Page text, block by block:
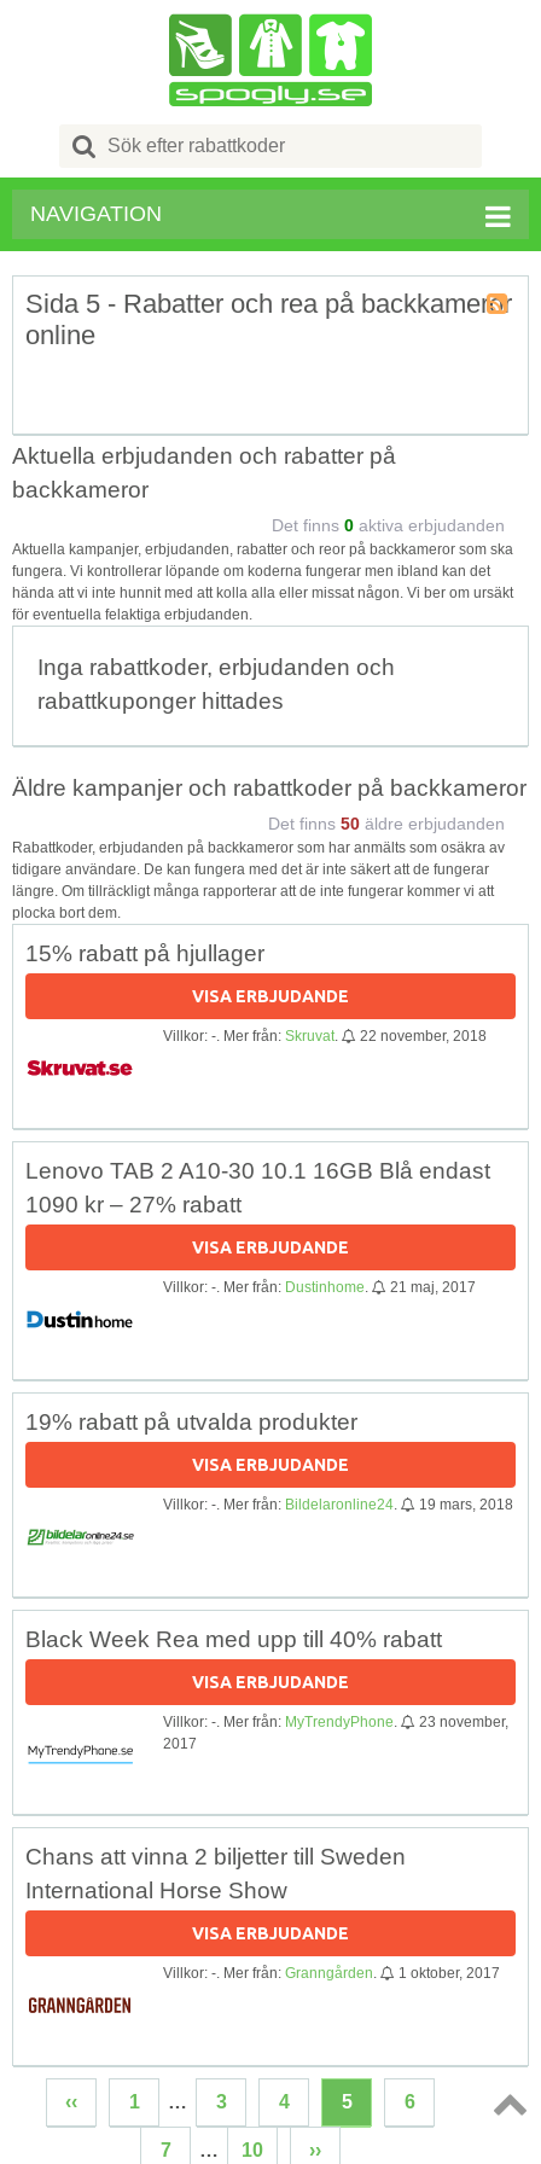
Search
for:
NAVIGATION
Sida 5 - Rabatter och rea på backkameror
online
Aktuella erbjudanden och rabatter på
backkameror
Det finns 0 aktiva erbjudanden
Aktuella kampanjer, erbjudanden, rabatter och reor på backkameror som ska
fungera. Vi kontrollerar löpande om koderna fungerar men ibland kan det
hända att vi inte hunnit med att kolla alla eller missat någon. Vi ber om ursäkt
för eventuella felaktiga erbjudanden.
Inga rabattkoder, erbjudanden och
rabattkuponger hittades
Äldre kampanjer och rabattkoder på backkameror
Det finns 50 äldre erbjudanden
Rabattkoder, erbjudanden på backkameror som har anmälts som osäkra av
tidigare användare. De kan fungera med det är inte säkert att de fungerar
längre. Om tillräckligt många rapporterar att de inte fungerar kommer vi att
plocka bort dem.
15% rabatt på hjullager
VISA ERBJUDANDE
Villkor: -. Mer från: Skruvat 22 november, 2018
Lenovo TAB 2 A10-30 10.1 16GB Blå endast
1090 kr – 27% rabatt
VISA ERBJUDANDE
Villkor: -. Mer från: Dustinhome 21 maj, 2017
19% rabatt på utvalda produkter
VISA ERBJUDANDE
Villkor: -. Mer från: Bildelaronline24 19 mars, 2018
Black Week Rea med upp till 40% rabatt
VISA ERBJUDANDE
Villkor: -. Mer från: MyTrendyPhone
23 november,
2017
Chans att vinna 2 biljetter till Sweden
International Horse Show
VISA ERBJUDANDE
Villkor: -. Mer från: Granngården 1 oktober, 2017
‹‹ 1 … 3 4 5 6
7 … 10 ››